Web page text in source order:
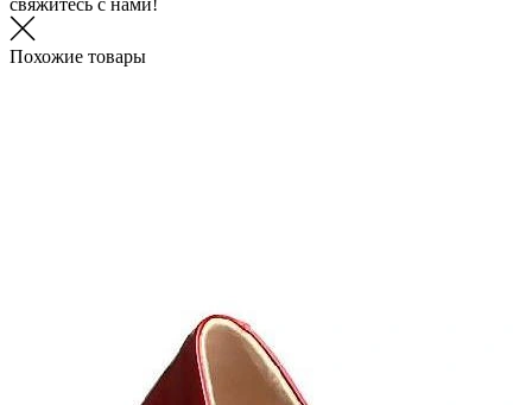
свяжитесь с нами!
Похожие товары